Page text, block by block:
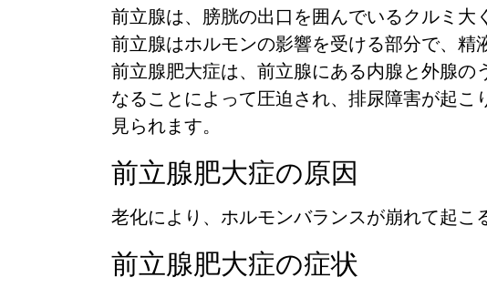
前立腺は、膀胱の出口を囲んでいるクルミ大
前立腺はホルモンの影響を受ける部分で、精
前立腺肥大症は、 前立腺にある内腺と外腺の
なることによって圧迫され、 排尿障害が起こ
見られます。
前立腺肥大症の原因
老化により、ホルモンバランスが崩れて起こ
前立腺肥大症の症状